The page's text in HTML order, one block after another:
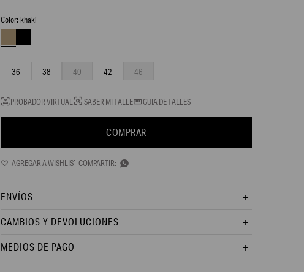
khaki
36 38 40 42 46
PROBADOR VIRTUAL SABER MI TALLE GUIA DE TALLES
COMPRAR

ENVÍOS
CAMBIOS Y DEVOLUCIONES
MEDIOS DE PAGO